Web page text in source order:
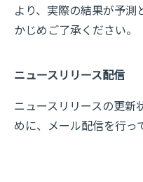
より、実際の結果が予測
かじめご了承ください。
ニュースリリース配信
ニュースリリースの更新
めに、メール配信を行っ